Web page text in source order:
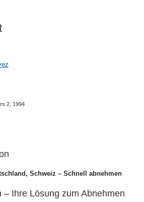
2, 1994
Schweiz – Schnell abnehmen
– Ihre Lösung zum Abnehmen